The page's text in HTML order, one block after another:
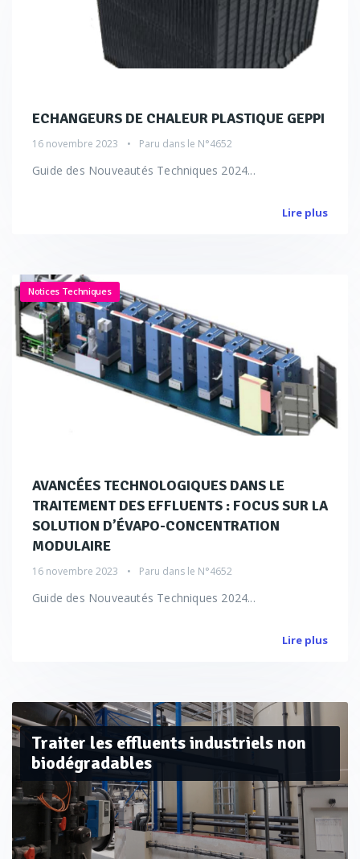
ECHANGEURS DE CHALEUR PLASTIQUE GEPPI
16 novembre 2023 Paru dans le N°4652
Guide des Nouveautés Techniques 2024...
Lire plus
Notices Techniques
AVANCÉES TECHNOLOGIQUES DANS LE
TRAITEMENT DES EFFLUENTS : FOCUS SUR LA
SOLUTION D’ÉVAPO-CONCENTRATION
MODULAIRE
16 novembre 2023 Paru dans le N°4652
Guide des Nouveautés Techniques 2024...
Lire plus
Traiter les effluents industriels non
biodégradables